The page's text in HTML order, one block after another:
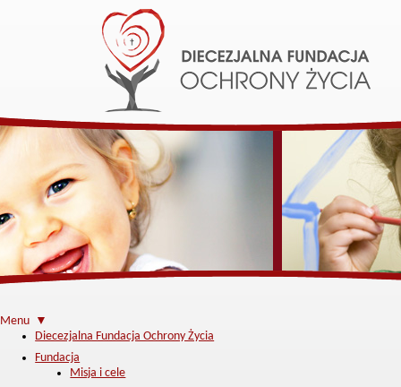
Menu ▼
Diecezjalna Fundacja Ochrony Życia
Fundacja
Misja i cele